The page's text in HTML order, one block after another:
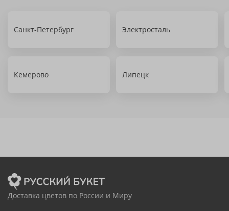
Санкт-Петербург Электросталь
Кемерово Липецк
Доставка цветов по России и Миру